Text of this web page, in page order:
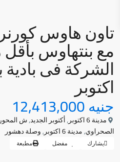
تاون هاوس
مع بنتهاوس
الشركة فى بادية
اكتوبر
جنيه 12,413,000
مدينة 6 اكتوبر ,أكتوبر الجديد,ش
الصحراوي,مدينة 6 اكتوبر ,وصلة دهشور
يشارك مفضل مطبعة